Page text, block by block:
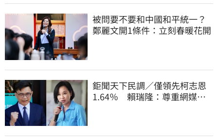
被問要不要和中國和平統一？
鄭麗文開1條件：立刻春暖花開
鉅聞天下民調／僅領先柯志恩
1.64％ 賴瑞隆：尊重網媒特